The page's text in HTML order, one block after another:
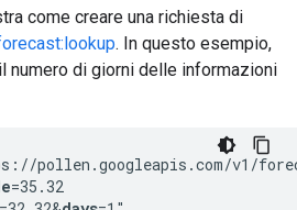
come creare una richiesta di
. In questo esempio,
numero di giorni delle informazioni
pollen.googleapis.com/v1/
=35.32